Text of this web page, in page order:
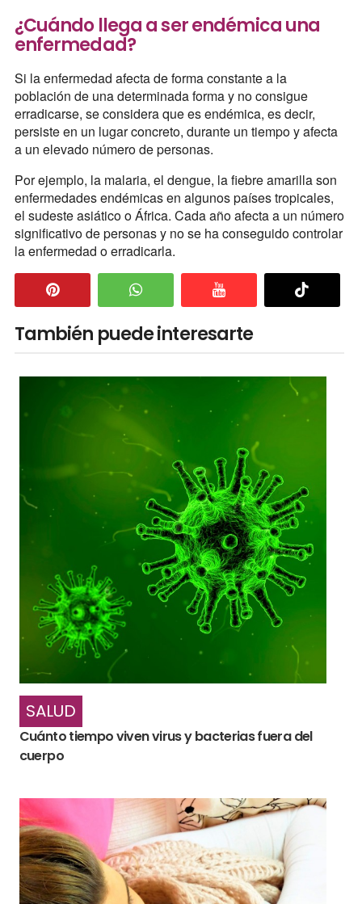
¿Cuándo llega a ser endémica una
enfermedad?
Si la enfermedad afecta de forma constante a la
población de una determinada forma y no consigue
erradicarse, se considera que es endémica, es decir,
persiste en un lugar concreto, durante un tiempo y afecta
a un elevado número de personas.
Por ejemplo, la malaria, el dengue, la fiebre amarilla son
enfermedades endémicas en algunos países tropicales,
el sudeste asiático o África. Cada año afecta a un número
significativo de personas y no se ha conseguido controlar
la enfermedad o erradicarla.
También puede interesarte
SALUD
Cuánto tiempo viven virus y bacterias fuera del
cuerpo